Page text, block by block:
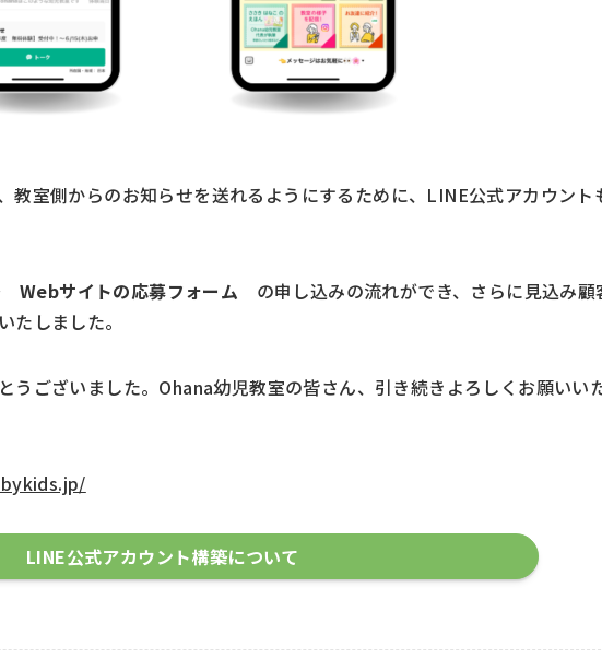
教室側からのお知らせを送れるようにするために、LINE公式アカウント
サイトの応募フォーム の申し込みの流れができ、さらに見込み顧
たしました。
うございました。Ohana幼児教室の皆さん、引き続きよろしくお願いい
LINE公式アカウント構築について